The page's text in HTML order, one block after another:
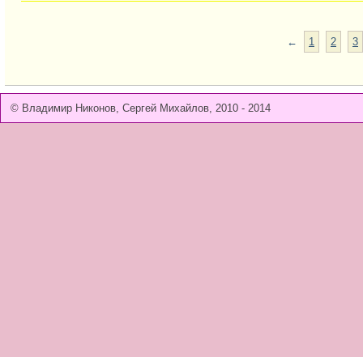
← 1 2 3
© Владимир Никонов, Сергей Михайлов, 2010 - 2014